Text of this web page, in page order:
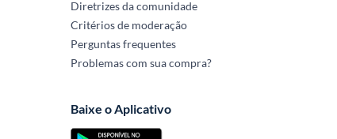
Diretrizes da comunidade
Critérios de moderação
Perguntas frequentes
Problemas com sua compra?
Baixe o Aplicativo